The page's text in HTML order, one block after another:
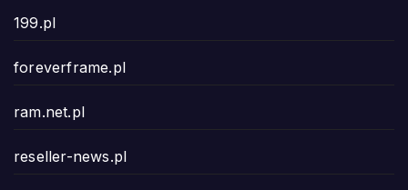
199.pl
foreverframe.pl
ram.net.pl
reseller-news.pl